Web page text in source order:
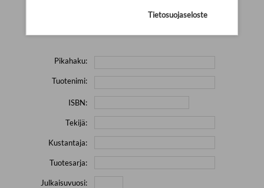
Yritä hakea pienemmällä määrällä hakutekijöitä ja jätä
Pikahaku:
Tuotenimi:
ISBN:
Tekijä:
Kustantaja:
Tuotesarja:
Julkaisuvuosi:
Tietosuojaseloste